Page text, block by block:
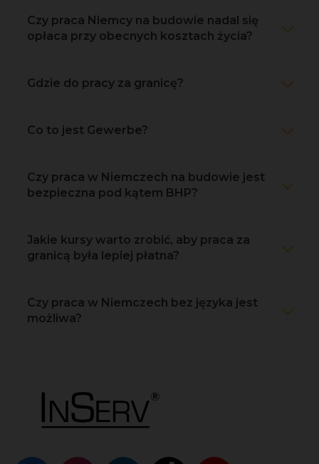
Czy praca Niemcy na budowie nadal się
opłaca przy obecnych kosztach życia?
Gdzie do pracy za granicę?
Co to jest Gewerbe?
Czy praca w Niemczech na budowie jest
bezpieczna pod kątem BHP?
Jakie kursy warto zrobić, aby praca za
granicą była lepiej płatna?
Czy praca w Niemczech bez języka jest
możliwa?